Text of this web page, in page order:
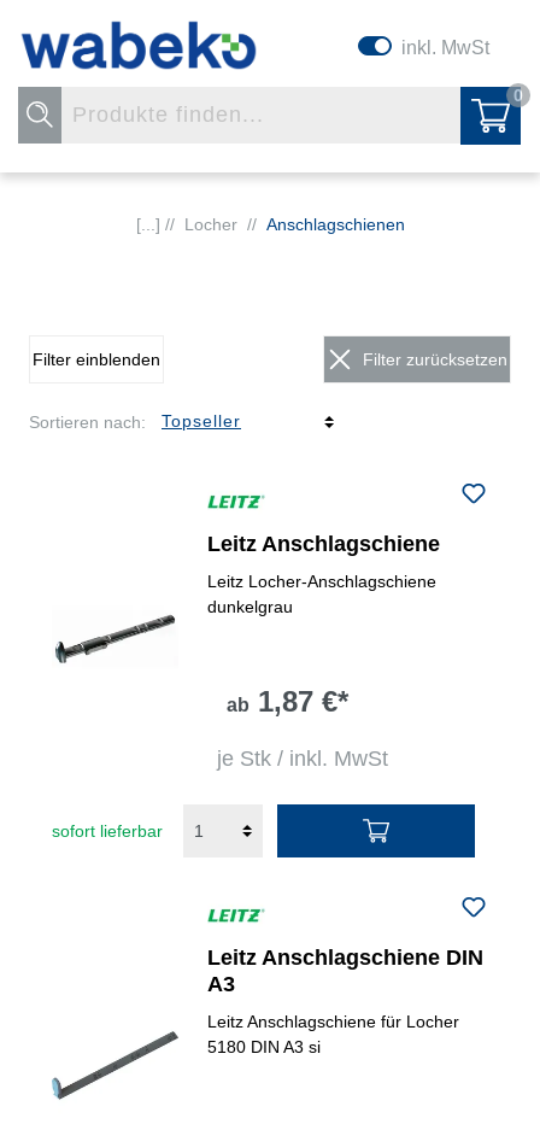
inkl. MwSt
0
[...] // Locher // Anschlagschienen
Filter einblenden Filter zurücksetzen
Sortieren nach:
Leitz Anschlagschiene
Leitz Locher-Anschlagschiene
dunkelgrau
ab 1,87 €*
je Stk / inkl. MwSt
sofort lieferbar
Leitz Anschlagschiene DIN
A3
Leitz Anschlagschiene für Locher
5180 DIN A3 si